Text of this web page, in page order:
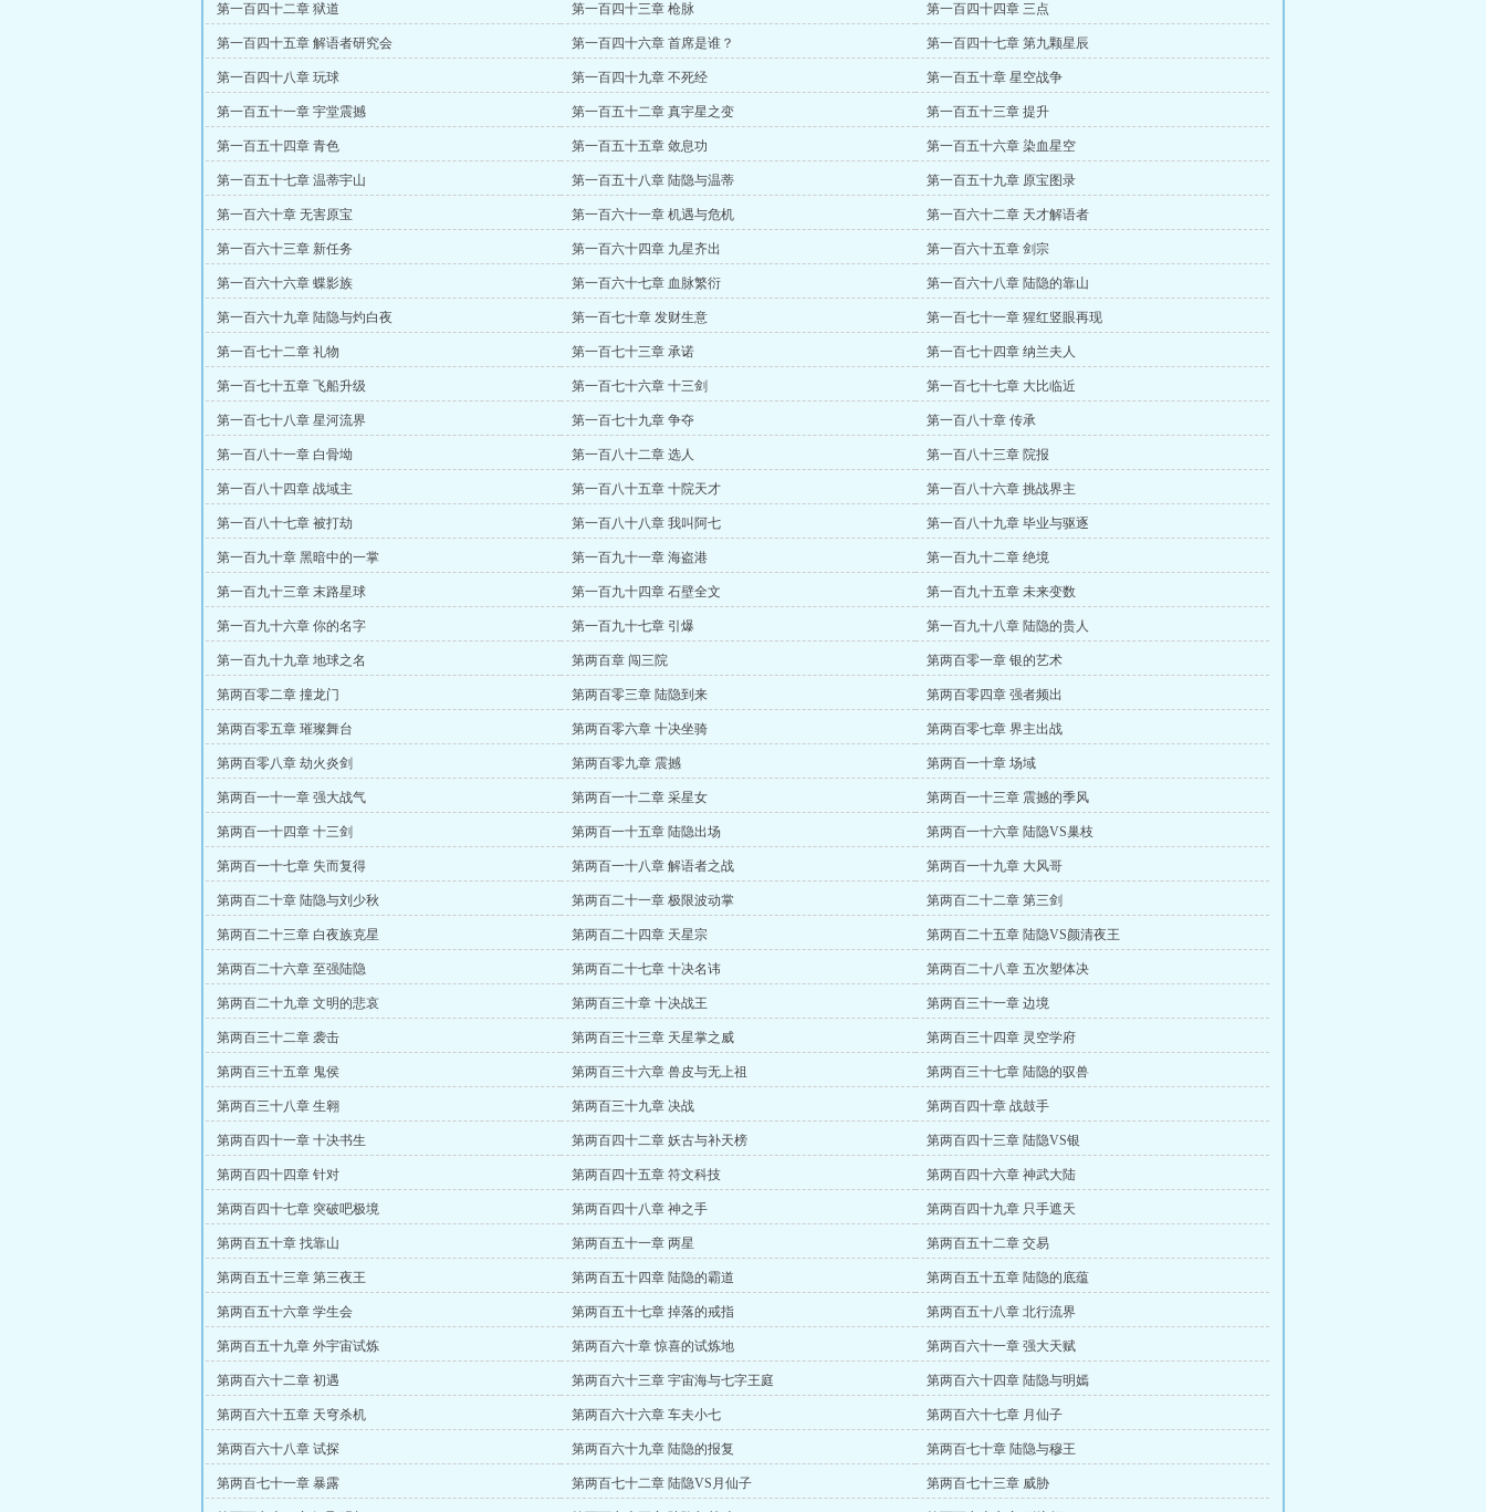
第一百四十二章 狱道 第一百四十三章 枪脉 第一百四十四章 三点
第一百四十五章 解语者研究会 第一百四十六章 首席是谁？ 第一百四十七章 第九颗星辰
第一百四十八章 玩球 第一百四十九章 不死经 第一百五十章 星空战争
第一百五十一章 宇堂震撼 第一百五十二章 真宇星之变 第一百五十三章 提升
第一百五十四章 青色 第一百五十五章 敛息功 第一百五十六章 染血星空
第一百五十七章 温蒂宇山 第一百五十八章 陆隐与温蒂 第一百五十九章 原宝图录
第一百六十章 无害原宝 第一百六十一章 机遇与危机 第一百六十二章 天才解语者
第一百六十三章 新任务 第一百六十四章 九星齐出 第一百六十五章 剑宗
第一百六十六章 蝶影族 第一百六十七章 血脉繁衍 第一百六十八章 陆隐的靠山
第一百六十九章 陆隐与灼白夜 第一百七十章 发财生意 第一百七十一章 猩红竖眼再现
第一百七十二章 礼物 第一百七十三章 承诺 第一百七十四章 纳兰夫人
第一百七十五章 飞船升级 第一百七十六章 十三剑 第一百七十七章 大比临近
第一百七十八章 星河流界 第一百七十九章 争夺 第一百八十章 传承
第一百八十一章 白骨坳 第一百八十二章 选人 第一百八十三章 院报
第一百八十四章 战域主 第一百八十五章 十院天才 第一百八十六章 挑战界主
第一百八十七章 被打劫 第一百八十八章 我叫阿七 第一百八十九章 毕业与驱逐
第一百九十章 黑暗中的一掌 第一百九十一章 海盗港 第一百九十二章 绝境
第一百九十三章 末路星球 第一百九十四章 石壁全文 第一百九十五章 未来变数
第一百九十六章 你的名字 第一百九十七章 引爆 第一百九十八章 陆隐的贵人
第一百九十九章 地球之名 第两百章 闯三院 第两百零一章 银的艺术
第两百零二章 撞龙门 第两百零三章 陆隐到来 第两百零四章 强者频出
第两百零五章 璀璨舞台 第两百零六章 十决坐骑 第两百零七章 界主出战
第两百零八章 劫火炎剑 第两百零九章 震撼 第两百一十章 场域
第两百一十一章 强大战气 第两百一十二章 采星女 第两百一十三章 震撼的季风
第两百一十四章 十三剑 第两百一十五章 陆隐出场 第两百一十六章 陆隐VS巢枝
第两百一十七章 失而复得 第两百一十八章 解语者之战 第两百一十九章 大风哥
第两百二十章 陆隐与刘少秋 第两百二十一章 极限波动掌 第两百二十二章 第三剑
第两百二十三章 白夜族克星 第两百二十四章 天星宗 第两百二十五章 陆隐VS颜清夜王
第两百二十六章 至强陆隐 第两百二十七章 十决名讳 第两百二十八章 五次塑体决
第两百二十九章 文明的悲哀 第两百三十章 十决战王 第两百三十一章 边境
第两百三十二章 袭击 第两百三十三章 天星掌之威 第两百三十四章 灵空学府
第两百三十五章 鬼侯 第两百三十六章 兽皮与无上祖 第两百三十七章 陆隐的驭兽
第两百三十八章 生翱 第两百三十九章 决战 第两百四十章 战鼓手
第两百四十一章 十决书生 第两百四十二章 妖古与补天榜 第两百四十三章 陆隐VS银
第两百四十四章 针对 第两百四十五章 符文科技 第两百四十六章 神武大陆
第两百四十七章 突破吧极境 第两百四十八章 神之手 第两百四十九章 只手遮天
第两百五十章 找靠山 第两百五十一章 两星 第两百五十二章 交易
第两百五十三章 第三夜王 第两百五十四章 陆隐的霸道 第两百五十五章 陆隐的底蕴
第两百五十六章 学生会 第两百五十七章 掉落的戒指 第两百五十八章 北行流界
第两百五十九章 外宇宙试炼 第两百六十章 惊喜的试炼地 第两百六十一章 强大天赋
第两百六十二章 初遇 第两百六十三章 宇宙海与七字王庭 第两百六十四章 陆隐与明嫣
第两百六十五章 天穹杀机 第两百六十六章 车夫小七 第两百六十七章 月仙子
第两百六十八章 试探 第两百六十九章 陆隐的报复 第两百七十章 陆隐与穆王
第两百七十一章 暴露 第两百七十二章 陆隐VS月仙子 第两百七十三章 威胁